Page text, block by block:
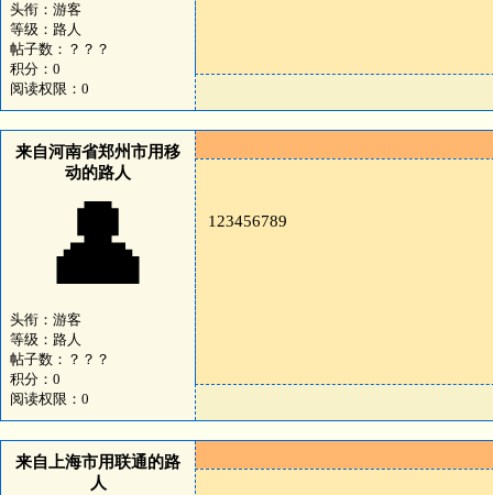
头衔：游客
等级：路人
帖子数：？？？
积分：0
阅读权限：0
来自河南省郑州市用移
动的路人
👤
头衔：游客
等级：路人
帖子数：？？？
积分：0
阅读权限：0
123456789
来自上海市用联通的路
人